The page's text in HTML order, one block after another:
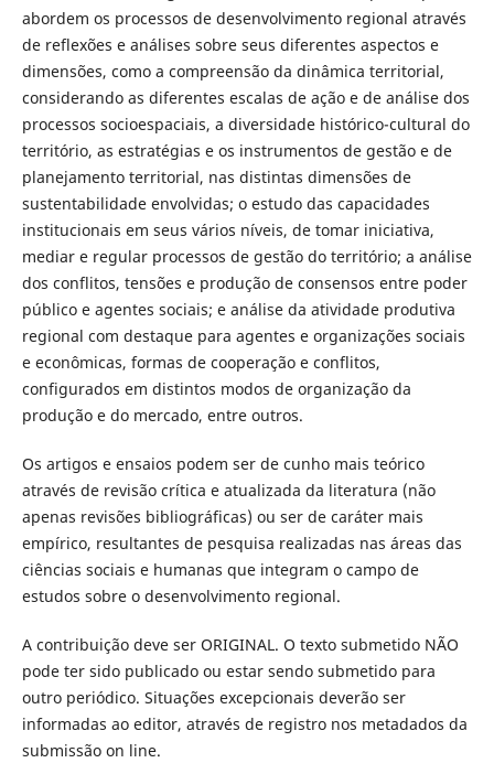
abordem os processos de desenvolvimento regional através
de reflexões e análises sobre seus diferentes aspectos e
dimensões, como a compreensão da dinâmica territorial,
considerando as diferentes escalas de ação e de análise dos
processos socioespaciais, a diversidade histórico-cultural do
território, as estratégias e os instrumentos de gestão e de
planejamento territorial, nas distintas dimensões de
sustentabilidade envolvidas; o estudo das capacidades
institucionais em seus vários níveis, de tomar iniciativa,
mediar e regular processos de gestão do território; a análise
dos conflitos, tensões e produção de consensos entre poder
público e agentes sociais; e análise da atividade produtiva
regional com destaque para agentes e organizações sociais
e econômicas, formas de cooperação e conflitos,
configurados em distintos modos de organização da
produção e do mercado, entre outros.
Os artigos e ensaios podem ser de cunho mais teórico
através de revisão crítica e atualizada da literatura (não
apenas revisões bibliográficas) ou ser de caráter mais
empírico, resultantes de pesquisa realizadas nas áreas das
ciências sociais e humanas que integram o campo de
estudos sobre o desenvolvimento regional.
A contribuição deve ser ORIGINAL. O texto submetido NÃO
pode ter sido publicado ou estar sendo submetido para
outro periódico. Situações excepcionais deverão ser
informadas ao editor, através de registro nos metadados da
submissão on line.